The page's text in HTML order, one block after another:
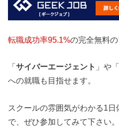
転職成功率95.1%の完全無料
「サイバーエージェント 」や「
への就職も目指せます。
スクールの雰囲気がわかる1
で、ぜひ参加してみて下さい。